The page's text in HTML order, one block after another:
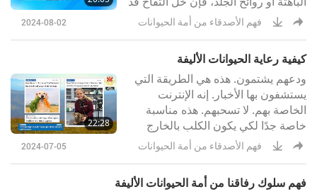
يوفر بعض الراحة.
2024-08-02 فهم الأصدقاء من أمة الحيوانات
كيفية رعاية الحيوانات الأليفة
22:28
ودعهم يشتمون. هذه هي الطريقة التي
يستشفون بها الأخبار. إنه الإنترنت
الخاصة بهم. لا تسحبهم. هذه مناسبة
خاصة جدًا لكي يكون الكلب بالخارج
ويشم الهواء وينظر. إنها أكثر من مجرد
استراحة في الحمام. إنها رحلة.
2024-07-05 فهم الأصدقاء من أمة الحيوانات
فهم سلوك رفاقنا من أمة الحيوانات الأليفة